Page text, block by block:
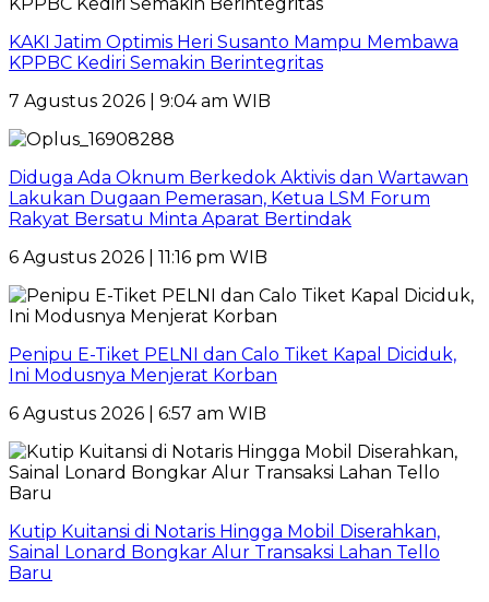
KAKI Jatim Optimis Heri Susanto Mampu Membawa
KPPBC Kediri Semakin Berintegritas
7 Agustus 2026 | 9:04 am WIB
Diduga Ada Oknum Berkedok Aktivis dan Wartawan
Lakukan Dugaan Pemerasan, Ketua LSM Forum
Rakyat Bersatu Minta Aparat Bertindak
6 Agustus 2026 | 11:16 pm WIB
Penipu E-Tiket PELNI dan Calo Tiket Kapal Diciduk,
Ini Modusnya Menjerat Korban
6 Agustus 2026 | 6:57 am WIB
Kutip Kuitansi di Notaris Hingga Mobil Diserahkan,
Sainal Lonard Bongkar Alur Transaksi Lahan Tello
Baru